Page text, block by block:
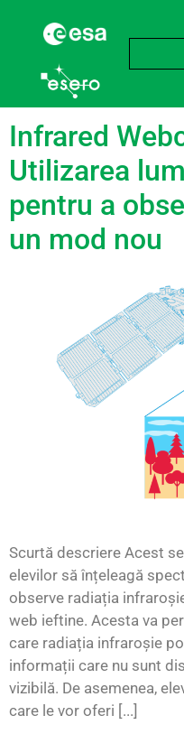
Etichetă:
Infrared
Utilizarea
pentru a
un mod nou
Scurtă descriere Acest
elevilor să înțeleagă
observe radiația
web ieftine. Acesta va
care radiația infraroșie
informații care nu sunt
vizibilă. De asemenea,
care le vor oferi [...]